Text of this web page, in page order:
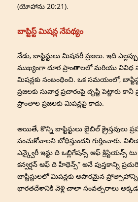
(యోహాను 20:21).
బాప్టిస్ట్ మిషన్ల నేపథ్యం
నేడు, బాప్టిస్టులు మిషనరీ ప్రజలు. ఇది
ముఖ్యంగా దూర ప్రాంతాలలో మరియు వివిధ
మిషన్లకు సంబంధించి. ఒక సమయంలో,
ప్రజలకు సువార్త ప్రచారంపై దృష్టి పెట్టారు
ప్రాంతాల ప్రజలకు మిషన్లపై కాదు.
అయితే, కొన్ని బాప్టిస్టులు బైబిల్ క్రైస్తవులు
పంచుకోవాలని బోధిస్తుందని గుర్తించారు.
ఎన్క్వైరీ ఇన్టు ది ఒబ్లిగేషన్స్ ఆఫ్
కన్వర్షన్ ఆఫ్ ది హీథెన్స్” అనే పుస్తకాన్ని
బాప్టిస్టులలో మిషన్లకు అపారమైన
భారతదేశానికి వెళ్లి చాలా సంవత్సరాలు